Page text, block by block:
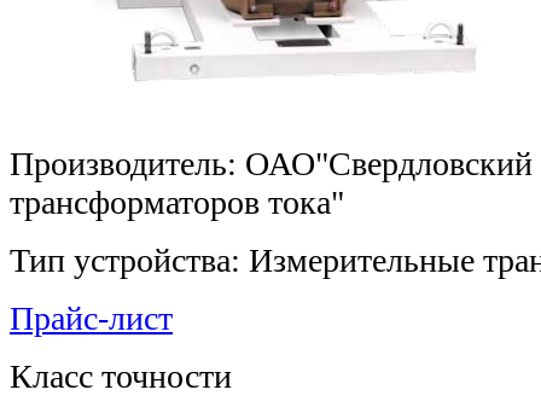
Производитель: ОАО"Свердловский
трансформаторов тока"
Тип устройства: Измерительные
Прайс-лист
Класс точности